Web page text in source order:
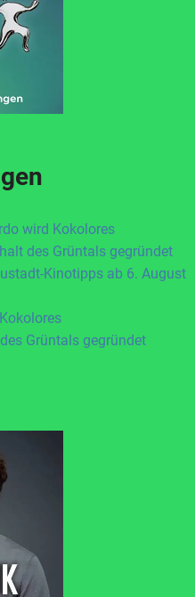
wird Kokolores
des Grüntals gegründet
Kinotipps ab 6. August
Grüntals gegründet